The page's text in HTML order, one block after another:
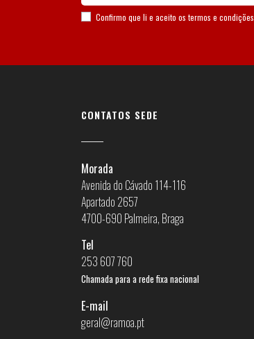
Confirmo que li e aceito ostermos e condições
CONTATOS SEDE
Morada
Avenida do Cávado 114-116
Apartado 2657
4700-690 Palmeira, Braga
Tel
253 607 760
Chamada para a rede fixa nacional
E-mail
geral@ramoa.pt